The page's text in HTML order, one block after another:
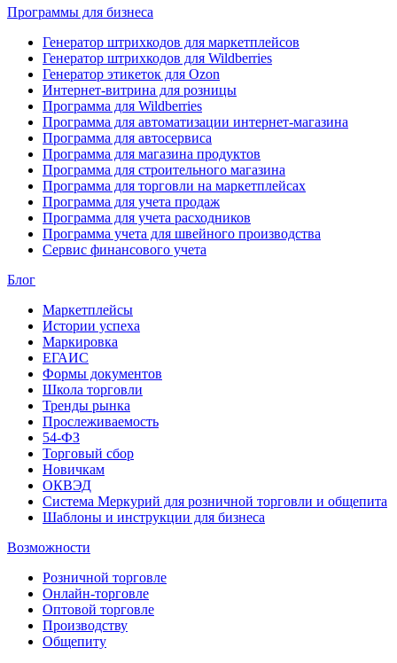
Программы для бизнеса
Генератор штрихкодов для маркетплейсов
Генератор штрихкодов для Wildberries
Генератор этикеток для Ozon
Интернет-витрина для розницы
Программа для Wildberries
Программа для автоматизации интернет-магазина
Программа для автосервиса
Программа для магазина продуктов
Программа для строительного магазина
Программа для торговли на маркетплейсах
Программа для учета продаж
Программа для учета расходников
Программа учета для швейного производства
Сервис финансового учета
Блог
Маркетплейсы
Истории успеха
Маркировка
ЕГАИС
Формы документов
Школа торговли
Тренды рынка
Прослеживаемость
54-ФЗ
Торговый сбор
Новичкам
ОКВЭД
Система Меркурий для розничной торговли и общепита
Шаблоны и инструкции для бизнеса
Возможности
Розничной торговле
Онлайн-торговле
Оптовой торговле
Производству
Общепиту